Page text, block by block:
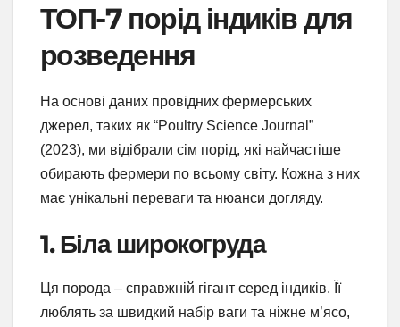
ТОП-7 порід індиків для
розведення
На основі даних провідних фермерських
джерел, таких як “Poultry Science Journal”
(2023), ми відібрали сім порід, які найчастіше
обирають фермери по всьому світу. Кожна з них
має унікальні переваги та нюанси догляду.
1. Біла широкогруда
Ця порода – справжній гігант серед індиків. Її
люблять за швидкий набір ваги та ніжне м’ясо,